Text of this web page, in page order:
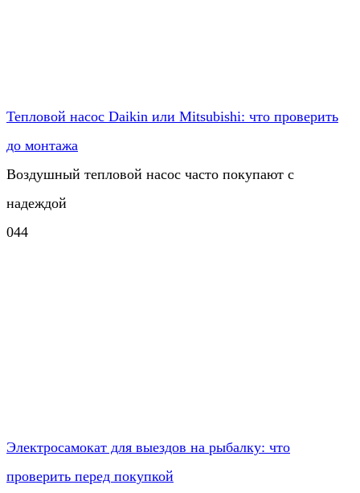
Тепловой насос Daikin или Mitsubishi: что проверить
до монтажа
Воздушный тепловой насос часто покупают с
надеждой
044
Электросамокат для выездов на рыбалку: что
проверить перед покупкой